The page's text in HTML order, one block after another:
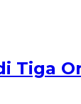
Tiga